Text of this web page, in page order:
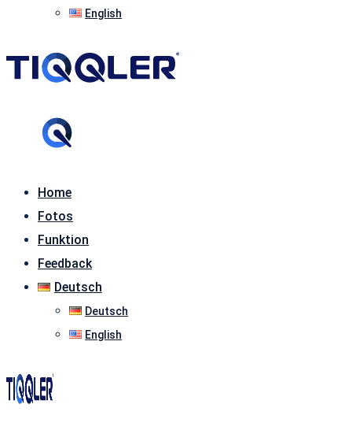
English
Home
Fotos
Funktion
Feedback
Deutsch
Deutsch
English